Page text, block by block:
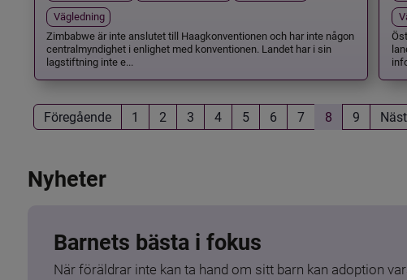
Vägledning
Zimbabwe är inte anslutet till Haagkonventionen och har inte någon
centralmyndighet i enlighet med konventionen. Landet har i sin
lagstiftning inte e...
Föregående 1 2 3 4 5 6 7 8 9
Nyheter
Barnets bästa i fokus
När föräldrar inte kan ta hand om sitt barn kan adoption